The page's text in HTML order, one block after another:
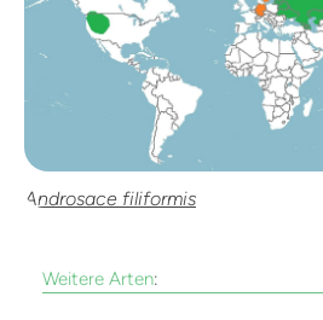
Androsace filiformis
Weitere Arten: